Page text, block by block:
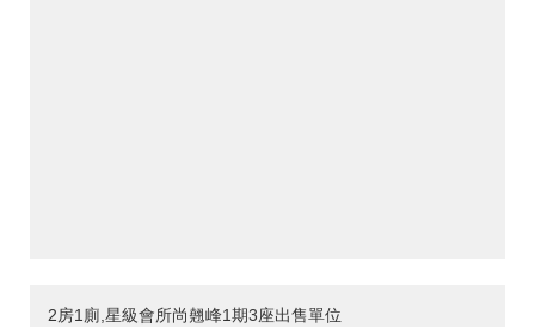
2房1廁,星級會所尚翹峰1期3座出售單位